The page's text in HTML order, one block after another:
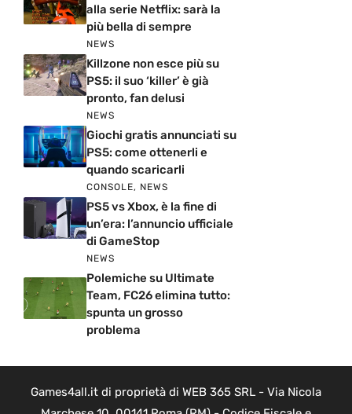
alla serie Netflix: sarà la
più bella di sempre
NEWS
Killzone non esce più su
PS5: il suo ‘killer’ è già
pronto, fan delusi
NEWS
Giochi gratis annunciati su
PS5: come ottenerli e
quando scaricarli
CONSOLE, NEWS
PS5 vs Xbox, è la fine di
un’era: l’annuncio ufficiale
di GameStop
NEWS
Polemiche su Ultimate
Team, FC26 elimina tutto:
spunta un grosso
problema
Games4all.it di proprietà di WEB 365 SRL - Via Nicola